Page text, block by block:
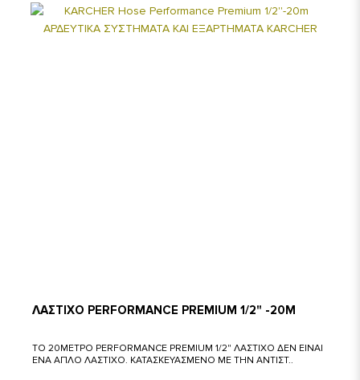
ΛΑΣΤΙΧΟ PERFORMANCE PREMIUM 1/2" -20M
ΤΟ 20ΜΕΤΡΟ PERFORMANCE PREMIUM 1/2" ΛΑΣΤΙΧΟ ΔΕΝ ΕΙΝΑΙ
ΕΝΑ ΑΠΛΟ ΛΑΣΤΙΧΟ. ΚΑΤΑΣΚΕΥΑΣΜΕΝΟ ΜΕ ΤΗΝ ΑΝΤΙΣΤ..